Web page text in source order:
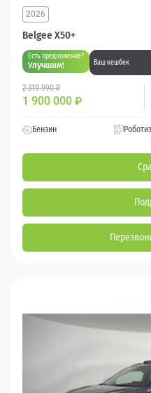
Belgee X50+
2026
Есть предложение?
Улучшим! Ваш кешбек
2 319 990 ₽
1 900 000 ₽
Бензин